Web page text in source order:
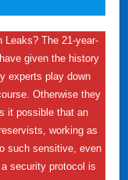
Leaks? The 21-year-
given the history
experts play down
Otherwise they
it possible that an
working as
such sensitive, even
security protocol is